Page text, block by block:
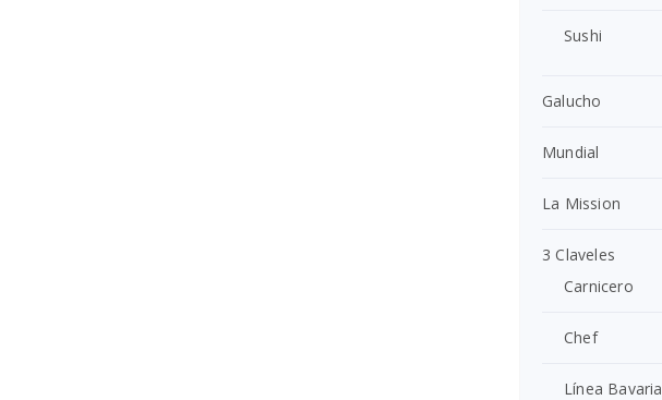
Sushi
Galucho
Mundial
La Mission
3 Claveles
Carnicero
Chef
Línea Bavaria